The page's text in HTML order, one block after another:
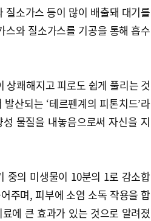
소가스 등이 많이 배출돼 대기를
와 질소가스를 기공을 통해 흡수
상쾌해지고 피로도 쉽게 풀리는 것
산되는 ‘테르펜계의 피톤치드’라
물질을 내놓음으로써 자신을 지
중의 미생물이 10분의 1로 감소합
주며, 피부에 소염 소독 작용을 합
에 큰 효과가 있는 것으로 알려졌